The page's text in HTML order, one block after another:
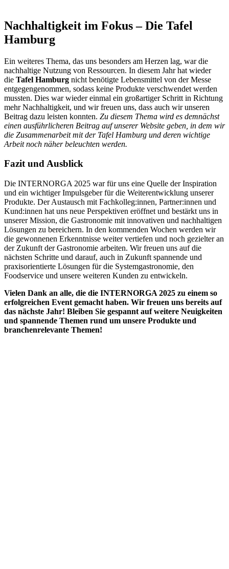
Nachhaltigkeit im Fokus – Die Tafel
Hamburg
Ein weiteres Thema, das uns besonders am Herzen lag, war die
nachhaltige Nutzung von Ressourcen. In diesem Jahr hat wieder
die Tafel Hamburg nicht benötigte Lebensmittel von der Messe
entgegengenommen, sodass keine Produkte verschwendet werden
mussten. Dies war wieder einmal ein großartiger Schritt in Richtung
mehr Nachhaltigkeit, und wir freuen uns, dass auch wir unseren
Beitrag dazu leisten konnten. Zu diesem Thema wird es demnächst
einen ausführlicheren Beitrag auf unserer Website geben, in dem wir
die Zusammenarbeit mit der Tafel Hamburg und deren wichtige
Arbeit noch näher beleuchten werden.
Fazit und Ausblick
Die INTERNORGA 2025 war für uns eine Quelle der Inspiration
und ein wichtiger Impulsgeber für die Weiterentwicklung unserer
Produkte. Der Austausch mit Fachkolleg:innen, Partner:innen und
Kund:innen hat uns neue Perspektiven eröffnet und bestärkt uns in
unserer Mission, die Gastronomie mit innovativen und nachhaltigen
Lösungen zu bereichern. In den kommenden Wochen werden wir
die gewonnenen Erkenntnisse weiter vertiefen und noch gezielter an
der Zukunft der Gastronomie arbeiten. Wir freuen uns auf die
nächsten Schritte und darauf, auch in Zukunft spannende und
praxisorientierte Lösungen für die Systemgastronomie, den
Foodservice und unsere weiteren Kunden zu entwickeln.
Vielen Dank an alle, die die INTERNORGA 2025 zu einem so
erfolgreichen Event gemacht haben. Wir freuen uns bereits auf
das nächste Jahr! Bleiben Sie gespannt auf weitere Neuigkeiten
und spannende Themen rund um unsere Produkte und
branchenrelevante Themen!